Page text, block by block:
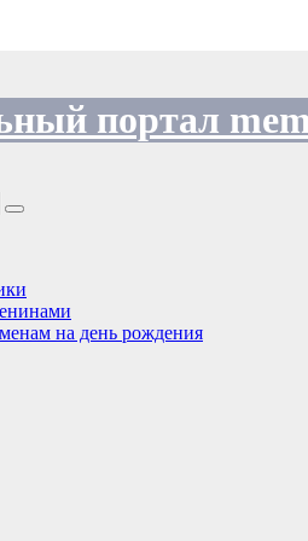
портал
на день рождения